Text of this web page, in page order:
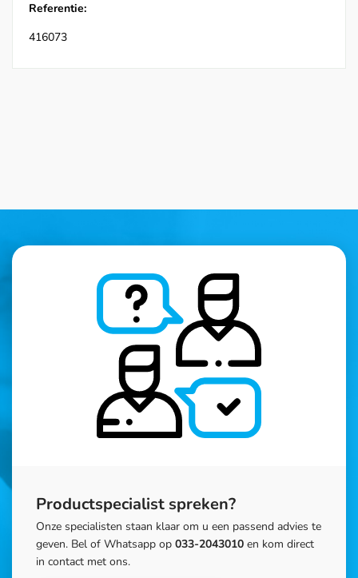
Referentie:
416073
Productspecialist spreken?
Onze specialisten staan klaar om u een passend advies te
geven. Bel of Whatsapp op 033-2043010 en kom direct
in contact met ons.